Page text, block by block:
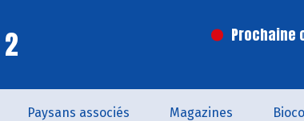
Prochaine
Paysans associés Magazines